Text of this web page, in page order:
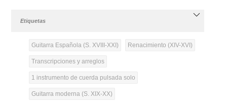
Etiquetas
Guitarra Española (S. XVIII-XXI) Renacimiento (XIV-XVI)
Transcripciones y arreglos
1 instrumento de cuerda pulsada solo
Guitarra moderna (S. XIX-XX)